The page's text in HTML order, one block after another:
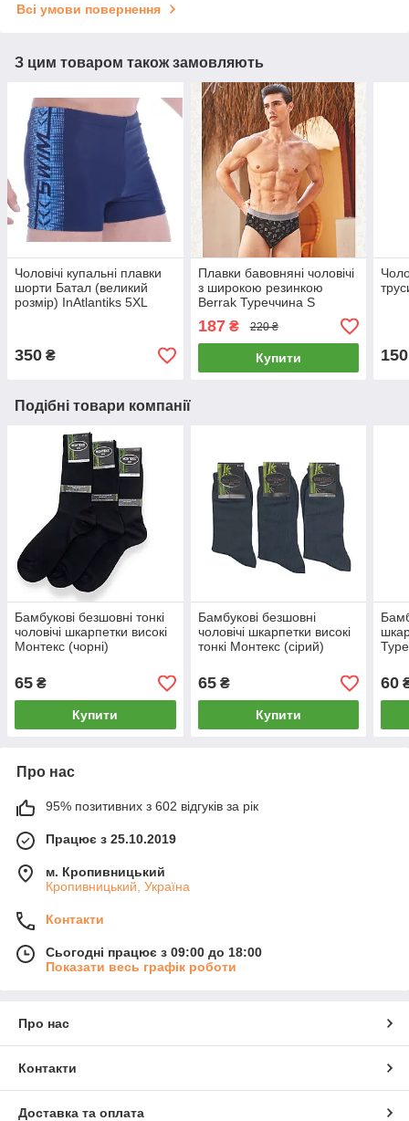
Всі умови повернення
З цим товаром також замовляють
Чоловічі купальні плавки
шорти Батал (великий
розмір) InAtlantiks 5XL
350 ₴
Плавки бавовняні чоловічі
з широкою резинкою
Berrak Туреччина S
187₴ 220 ₴
Купити 150
Подібні товари компанії
Бамбукові безшовні тонкі
чоловічі шкарпетки високі
Монтекс (чорні)
65 ₴
Купити
Бамбукові безшовні
чоловічі шкарпетки високі
тонкі Монтекс (сірий)
65₴
Купити
60
Про нас
95% позитивних з 602 відгуків за рік
Працює з 25.10.2019
м. Кропивницький
Кропивницький, Україна
Контакти
Сьогодні працює з 09:00 до 18:00
Показати весь графік роботи
Про нас
Контакти
Доставка та оплата